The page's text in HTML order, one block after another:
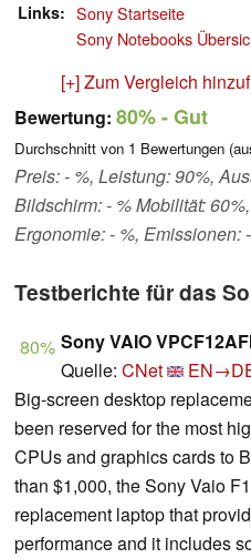
Links
Sony Startseite
Sony Notebooks
[+] Zum Vergleich
Bewertung: 80%- Gut
Durchschnitt von 1 Bewertungen
Preis: - %, Leistung: 90%,
Bildschirm: - % Mobilität:
Ergonomie: - %, Emissionen:
Testberichte für das
80% Sony VAIO
Quelle: CNet
Big-screen desktop
been reserved for the most
CPUs and graphics cards to
than $1,000, the Sony Vaio
replacement laptop that
performance and it includes